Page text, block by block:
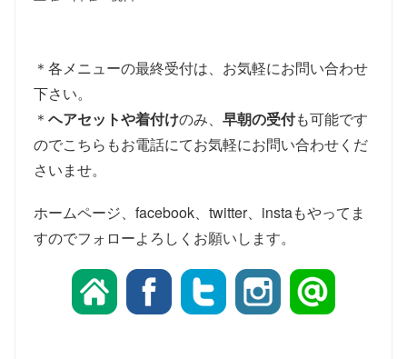
＊各メニューの最終受付は、お気軽にお問い合わせ
下さい。
＊ ヘアセットや着付けのみ、 早朝の受付も可能です
のでこちらもお電話にてお気軽にお問い合わせくだ
さいませ。
ホームページ、facebook、twitter、instaもやってま
すのでフォローよろしくお願いします。